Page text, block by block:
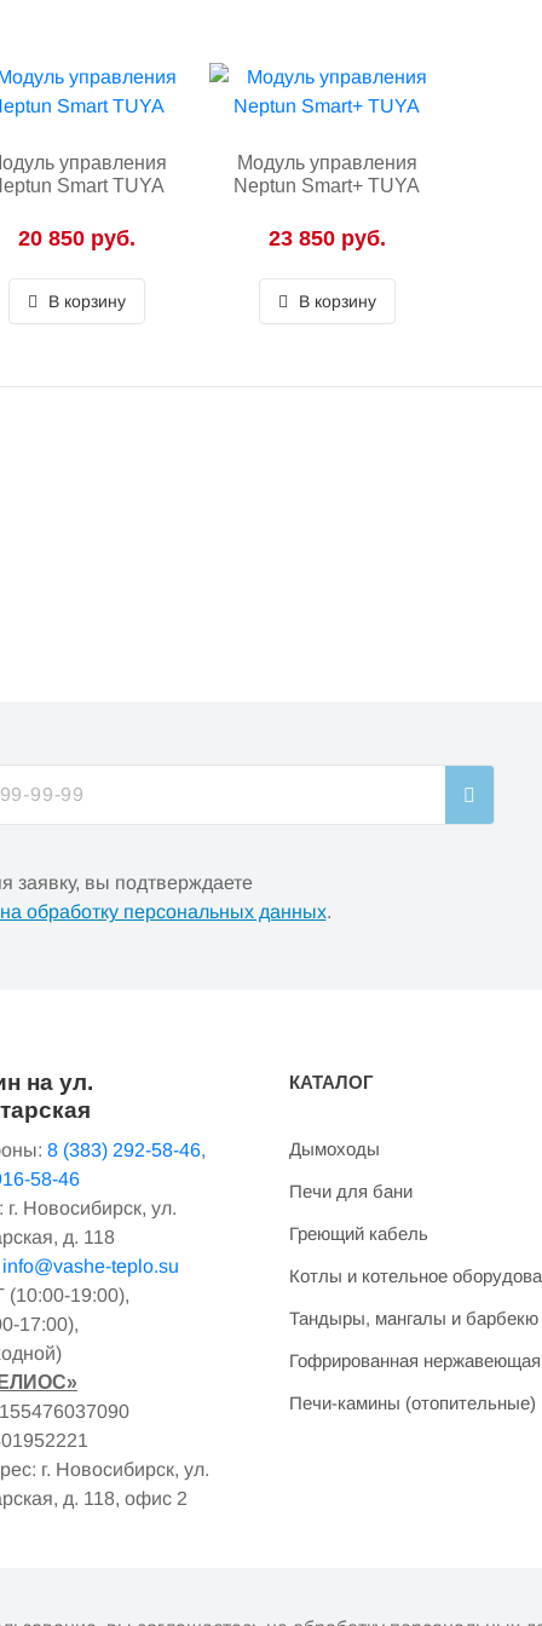
управления
Smart TUYA
20 850 руб.
В корзину
Модуль управления
Neptun Smart+ TUYA
23 850 руб.
В корзину
заявку, вы подтверждаете
обработку персональных данных.
на ул.
8 (383) 292-58-46,
58-46
Новосибирск, ул.
д. 118
info@vashe-teplo.su
19:00),
17:00),
г. Новосибирск, ул.
д. 118, офис 2
КАТАЛОГ
Дымоходы
Печи для бани
Греющий кабель
Котлы и котельное
Тандыры, мангалы и барбекю
Гофрированная
Печи-камины (отопительные)